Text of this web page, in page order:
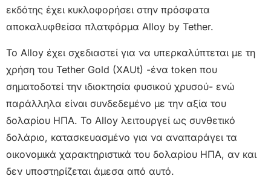
εκδότης έχει κυκλοφορήσει στην πρόσφατα
αποκαλυφθείσα πλατφόρμα Alloy by Tether.
Το Alloy έχει σχεδιαστεί για να υπερκαλύπτεται με τη
χρήση του Tether Gold (XAUt) -ένα token που
σηματοδοτεί την ιδιοκτησία φυσικού χρυσού- ενώ
παράλληλα είναι συνδεδεμένο με την αξία του
δολαρίου ΗΠΑ. Το Alloy λειτουργεί ως συνθετικό
δολάριο, κατασκευασμένο για να αναπαράγει τα
οικονομικά χαρακτηριστικά του δολαρίου ΗΠΑ, αν και
δεν υποστηρίζεται άμεσα από αυτό.